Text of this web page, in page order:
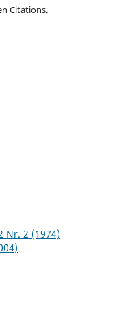
Citations.
Nr. 2 (1974)